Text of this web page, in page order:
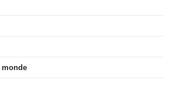
monde